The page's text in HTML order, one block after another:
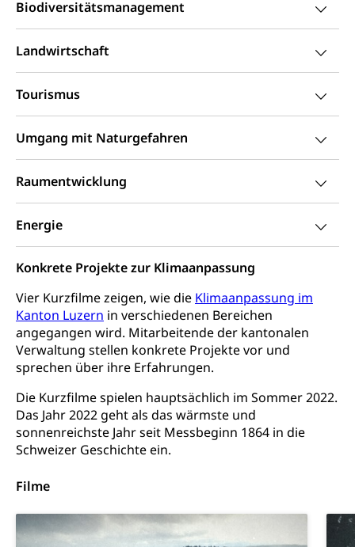
Biodiversitätsmanagement
Landwirtschaft
Tourismus
Umgang mit Naturgefahren
Raumentwicklung
Energie
Konkrete Projekte zur Klimaanpassung
Vier Kurzfilme zeigen, wie die Klimaanpassung im
Kanton Luzern in verschiedenen Bereichen
angegangen wird. Mitarbeitende der kantonalen
Verwaltung stellen konkrete Projekte vor und
sprechen über ihre Erfahrungen.
Die Kurzfilme spielen hauptsächlich im Sommer 2022.
Das Jahr 2022 geht als das wärmste und
sonnenreichste Jahr seit Messbeginn 1864 in die
Schweizer Geschichte ein.
Filme
Säule, Hilflosenentschädigung,
Ergänzungsleistungen, Altersvorsorge,
Hilfslosenentschädigung (WAS Luzern)
AHV-Hinterlassenenrente (WAS Luzern)
Ergänzungsleistungen (EL) (WAS Luzern)
AHV-Altersrente (WAS Luzern)
Behinderung
Körperbehinderung, körperliche Behinderung,
geistige Behinderung, psychische Behinderung,
Erwerbsunfähigkeit, Behinderte
Inklusion im Sport
Menschen mit Behinderungen
Kultur und Medien
Archive und Bibliotheken
Bücher, Bundesarchiv, Landesbibliothek
Staatsarchiv Luzern
Zentral- und Hochschulbibliothek
Archiv der Denkmalpflege
Kulturelle Einrichtungen
Museen, Theater, Bibliotheken
Dienststelle Kultur
Kulturförderung
kulturelles Angebot, Kulturerbe, kulturelles Erbe,
Nachwuchsförderung, Vermittlung, Selektive
Förderung, Kulturausschreibungen, Kulturpreis,
Werkbeitrag, Produktionsbeitrag, Recherche,
Filmförderung, Regionale Förderfonds,
und Kultur, Kulturgesuche, Kulturvermittlung